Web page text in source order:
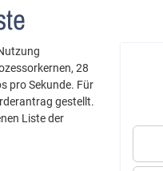
28
pro Sekunde. Für
gestellt.
Liste der